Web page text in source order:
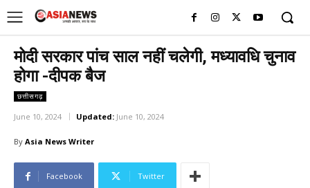
मोदी सरकार पांच साल नहीं चलेगी, मध्यावधि चुनाव
होगा -दीपक बैज
छत्तीसगढ़
June 10, 2024 Updated: June 10, 2024
By Asia News Writer
Facebook Twitter